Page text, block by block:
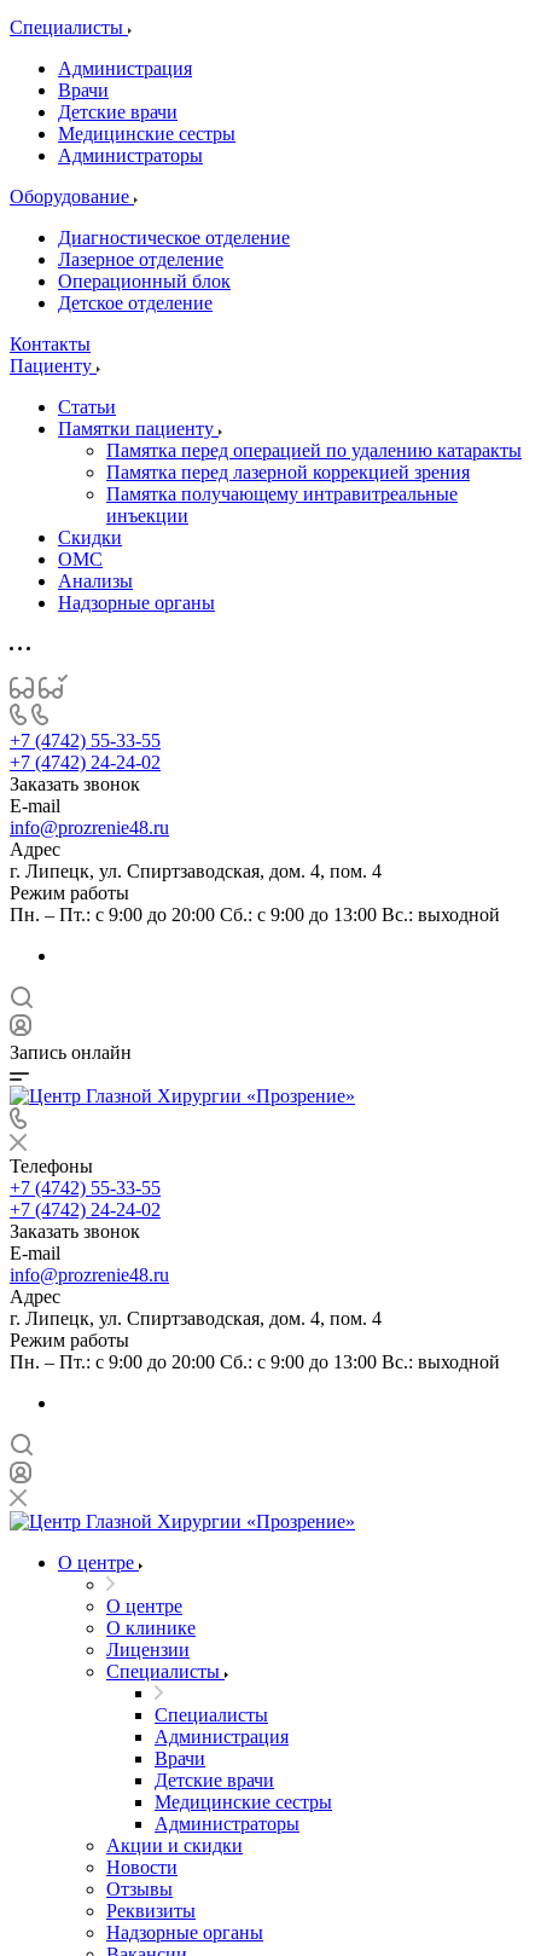
Специалисты
Администрация
Врачи
Детские врачи
Медицинские сестры
Администраторы
Оборудование
Диагностическое отделение
Лазерное отделение
Операционный блок
Детское отделение
Контакты
Пациенту
Статьи
Памятки пациенту
Памятка перед операцией по удалению катаракты
Памятка перед лазерной коррекцией зрения
Памятка получающему интравитреальные
инъекции
Скидки
ОМС
Анализы
Надзорные органы
+7 (4742) 55-33-55
+7 (4742) 24-24-02
Заказать звонок
E-mail
info@prozrenie48.ru
Адрес
г. Липецк, ул. Спиртзаводская, дом. 4, пом. 4
Режим работы
Пн. – Пт.: с 9:00 до 20:00 Сб.: с 9:00 до 13:00 Вс.: выходной
Запись онлайн
Телефоны
+7 (4742) 55-33-55
+7 (4742) 24-24-02
Заказать звонок
E-mail
info@prozrenie48.ru
Адрес
г. Липецк, ул. Спиртзаводская, дом. 4, пом. 4
Режим работы
Пн. – Пт.: с 9:00 до 20:00 Сб.: с 9:00 до 13:00 Вс.: выходной
О центре
О центре
О клинике
Лицензии
Специалисты
Специалисты
Администрация
Врачи
Детские врачи
Медицинские сестры
Администраторы
Акции и скидки
Новости
Отзывы
Реквизиты
Надзорные органы